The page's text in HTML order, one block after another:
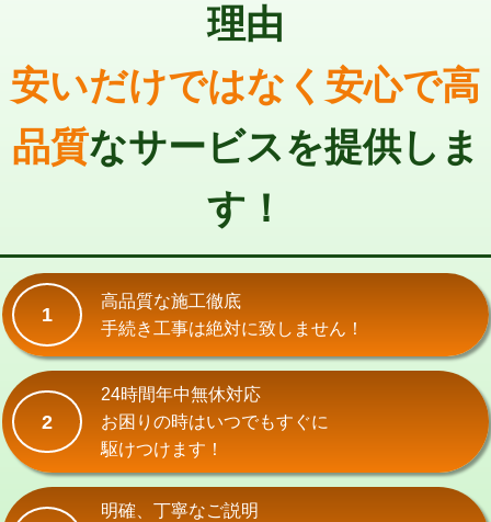
止水・漏水調査・防水処理・清掃・修
その他部品の脱着 8,800円～
交換・取付（タンク） 22,000円+材料費
交換・取付(単水栓（壁付・デッキ
式・ワンホール）)
交換・取付(排水栓・排水トラップ
（P/S/ポップアップ））
22,000円+材料費
交換・取付（その他部品）
持込商品取付（単水栓）
持込商品取付（混合水栓） 16,500円
理由
安いだけではなく安心で高
品質なサービスを提供しま
す！
1
高品質な施工徹底
手続き工事は絶対に致しません！
2
24時間年中無休対応
お困りの時はいつでもすぐに
駆けつけます！
明確、丁寧なご説明